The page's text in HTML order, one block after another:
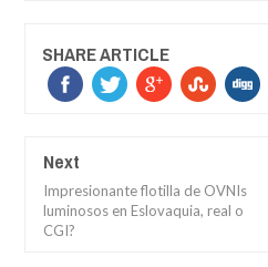
SHARE ARTICLE
Next
Impresionante flotilla de OVNIs
luminosos en Eslovaquia, real o
CGI?